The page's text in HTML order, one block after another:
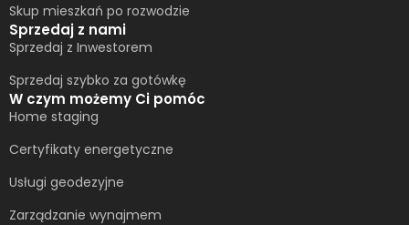
Skup mieszkań po rozwodzie
Sprzedaj z nami
Sprzedaj z Inwestorem
Sprzedaj szybko za gotówkę
W czym możemy Ci pomóc
Home staging
Certyfikaty energetyczne
Usługi geodezyjne
Zarządzanie wynajmem